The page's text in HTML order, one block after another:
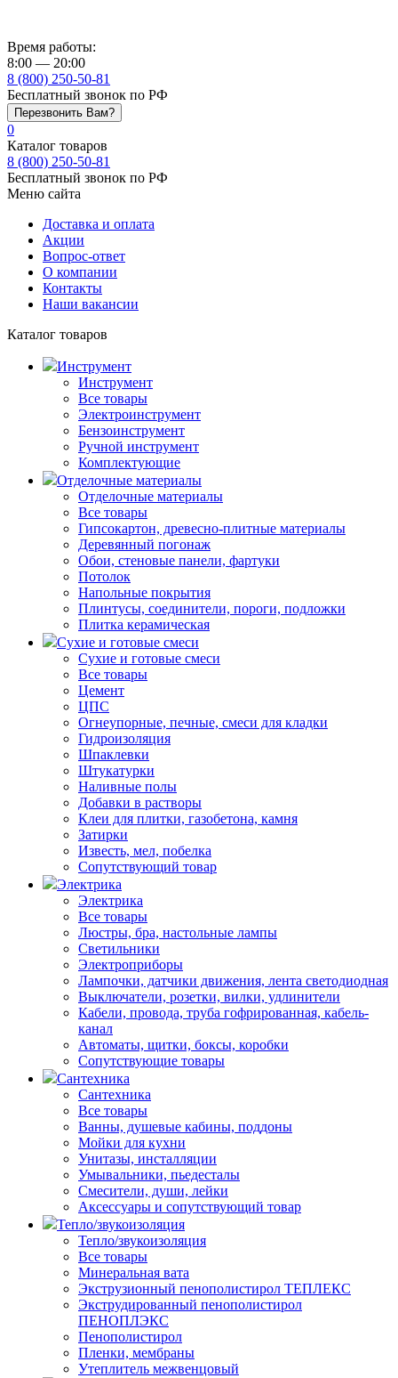
Время работы:
8:00 — 20:00
8 (800) 250-50-81
Бесплатный звонок по РФ
Перезвонить Вам?
0
Каталог товаров
8 (800) 250-50-81
Бесплатный звонок по РФ
Меню сайта
Доставка и оплата
Акции
Вопрос-ответ
О компании
Контакты
Наши вакансии
Каталог товаров
Инструмент
Инструмент
Все товары
Электроинструмент
Бензоинструмент
Ручной инструмент
Комплектующие
Отделочные материалы
Отделочные материалы
Все товары
Гипсокартон, древесно-плитные материалы
Деревянный погонаж
Обои, стеновые панели, фартуки
Потолок
Напольные покрытия
Плинтусы, соединители, пороги, подложки
Плитка керамическая
Сухие и готовые смеси
Сухие и готовые смеси
Все товары
Цемент
ЦПС
Огнеупорные, печные, смеси для кладки
Гидроизоляция
Шпаклевки
Штукатурки
Наливные полы
Добавки в растворы
Клеи для плитки, газобетона, камня
Затирки
Известь, мел, побелка
Сопутствующий товар
Электрика
Электрика
Все товары
Люстры, бра, настольные лампы
Светильники
Электроприборы
Лампочки, датчики движения, лента светодиодная
Выключатели, розетки, вилки, удлинители
Кабели, провода, труба гофрированная, кабель-
канал
Автоматы, щитки, боксы, коробки
Сопутствующие товары
Сантехника
Сантехника
Все товары
Ванны, душевые кабины, поддоны
Мойки для кухни
Унитазы, инсталляции
Умывальники, пьедесталы
Смесители, души, лейки
Аксессуары и сопутствующий товар
Тепло/звукоизоляция
Тепло/звукоизоляция
Все товары
Минеральная вата
Экструзионный пенополистирол ТЕПЛЕКС
Экструдированный пенополистирол
ПЕНОПЛЭКС
Пенополистирол
Пленки, мембраны
Утеплитель межвенцовый